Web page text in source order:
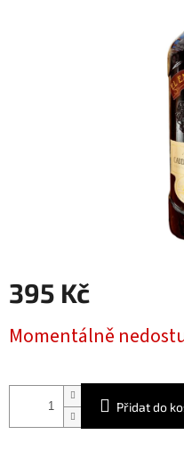
395 Kč
cena:
Momentálně
Přidat do